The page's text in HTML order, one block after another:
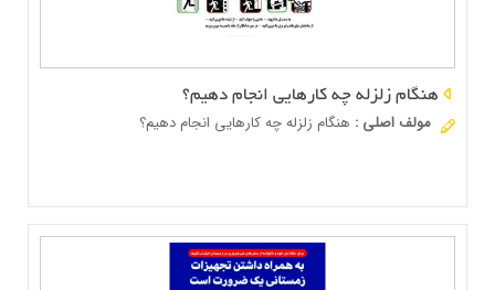
هنگام زلزله چه کارهایی انجام دهیم؟
مولف اصلی : هنگام زلزله چه کارهایی انجام دهیم؟